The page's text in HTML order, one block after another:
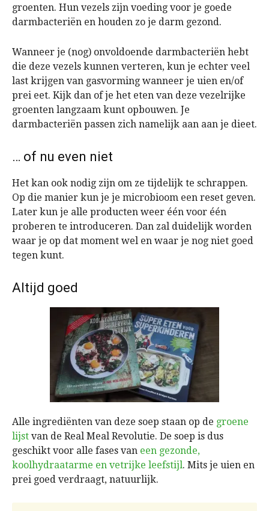
groenten. Hun vezels zijn voeding voor je goede
darmbacteriën en houden zo je darm gezond.
Wanneer je (nog) onvoldoende darmbacteriën hebt
die deze vezels kunnen verteren, kun je echter veel
last krijgen van gasvorming wanneer je uien en/of
prei eet. Kijk dan of je het eten van deze vezelrijke
groenten langzaam kunt opbouwen. Je
darmbacteriën passen zich namelijk aan aan je dieet.
… of nu even niet
Het kan ook nodig zijn om ze tijdelijk te schrappen.
Op die manier kun je je microbioom een reset geven.
Later kun je alle producten weer één voor één
proberen te introduceren. Dan zal duidelijk worden
waar je op dat moment wel en waar je nog niet goed
tegen kunt.
Altijd goed
Alle ingrediënten van deze soep staan op de groene
lijst van de Real Meal Revolutie. De soep is dus
geschikt voor alle fases van een gezonde,
koolhydraatarme en vetrijke leefstijl. Mits je uien en
prei goed verdraagt, natuurlijk.